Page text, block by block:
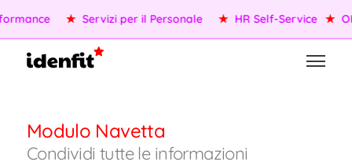
★ Servizi per il Personale ★ HR Self-Service ★
Modulo Navetta
Condividi tutte le informazioni